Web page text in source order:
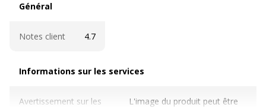
Général
Notes client 4.7
Informations sur les services
Avertissement sur les
L'image du produit peut être